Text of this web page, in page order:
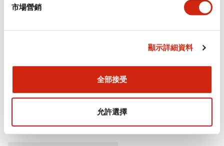
市場營銷
顯示詳細資料
全部接受
允許選擇
環境規範